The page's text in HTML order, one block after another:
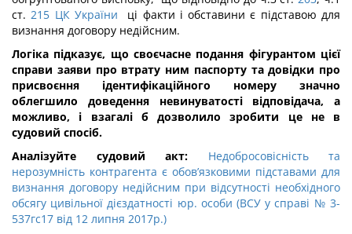
ст.215 ЦК України ці факти і обставини є підставою для
визнання договору недійсним.
Логіка підказує, що своєчасне подання фігурантом цієї
справи заяви про втрату ним паспорту та довідки про
присвоєння ідентифікаційного номеру значно
облегшило доведення невинуватості відповідача, а
можливо, і взагалі б дозволило зробити це не в
судовий спосіб.
Аналізуйте судовий акт: Недобросовісність та
нерозумність контрагента є обов’язковими підставами для
визнання договору недійсним при відсутності необхідного
обсягу цивільної дієздатності юр. особи (ВСУ у справі № 3-
537гс17 від 12 липня 2017р.)